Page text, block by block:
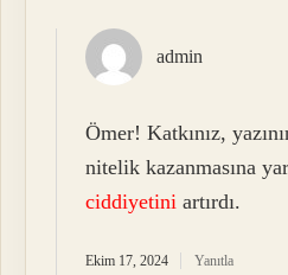
admin
Ömer! Katkınız,
nitelik kazanmasına
ciddiyetini artırdı.
Ekim 17, 2024 Yanıtla